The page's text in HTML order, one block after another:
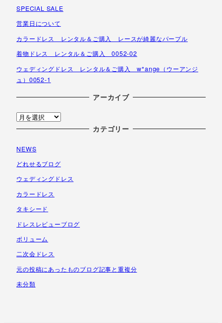
SPECIAL SALE
営業日について
カラードレス レンタル＆ご購入 レースが綺麗なパープル
着物ドレス レンタル＆ご購入 0052-02
ウェディングドレス レンタル＆ご購入 w*ange（ウーアンジ
ュ）0052-1
アーカイブ
ア
ー
イ
ブ
カテゴリー
NEWS
どれせるブログ
ウェディングドレス
カラードレス
タキシード
ドレスレビューブログ
ボリューム
二次会ドレス
元の投稿にあったものブログ記事と重複分
未分類